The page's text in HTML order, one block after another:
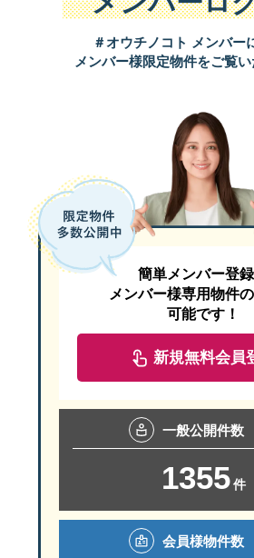
天井は淡い木目をアクセントに取り入
リビング隣のお部屋は段差がなく間口
室内干しができるお洒落なハンガーパ
＃オウチノコト メンバー
メンバー様限定物件をご覧い
簡単メンバー登
メンバー様専用物件
可能です！
新規無料会員
一般公開件数
1355 件
会員様物件数